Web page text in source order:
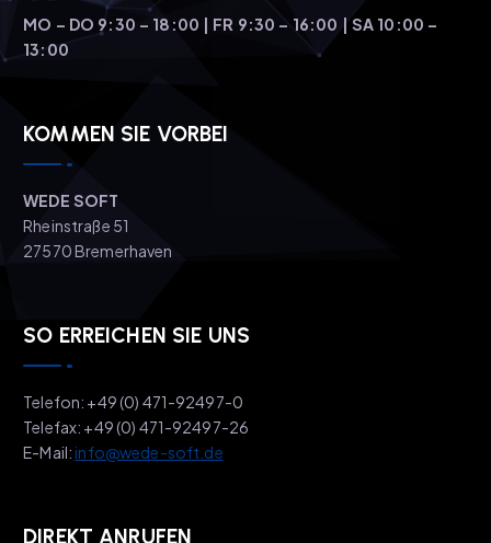
MO – DO 9:30 – 18:00 | FR 9:30 – 16:00 | SA 10:00 –
13:00
KOMMEN SIE VORBEI
WEDE SOFT
Rheinstraße 51
27570 Bremerhaven
SO ERREICHEN SIE UNS
Telefon: +49 (0) 471-92497-0
Telefax: +49 (0) 471-92497-26
E-Mail: info@wede-soft.de
DIREKT ANRUFEN